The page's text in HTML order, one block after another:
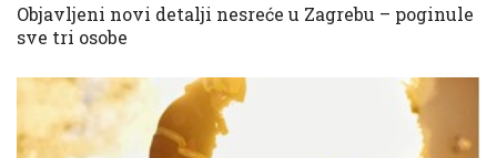
Objavljeni novi detalji nesreće u Zagrebu – poginule
sve tri osobe